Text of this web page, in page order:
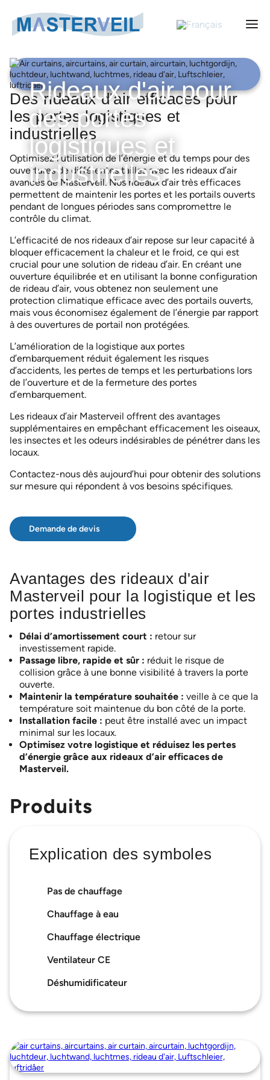
Suivre
Search
for:
Catégories de rideaux d’air
Rideaux d’air pour des portes logistiques et industrielles
Rideaux d’air pour chambres froides
Rideaux d’air pour congélateurs
Rideaux d’air pour les grandes portes industrielles
Rideaux d’air pour camions
Accessoires qui complètent nos rideaux d’air
Rideaux d’air
Rideaux d’air AS-K – Unité de ventilation externe
Rideaux d’air ASE-K – Unité de ventilation externe
Rideaux d’air AC 1000
Rideaux d’air COMPACT 330
Rideaux d’air COMPACT 400
Rideau d’air ELLIPS 380
Rideaux d’air MTC
MVP-S 999 – Camions
RIDEAU DE NUIT *Marché scandinave uniquement
PORTAIL 300 – Unité de ventilation à profil bas
POWERSTREAM DSB
POWERSTREAM DSB COMFORT
ROUNDEL – Portes tournantes
Actualités
Masterveil
A propos de nous
A propos de nous
Politique de confidentialité
Durabilité
Contact
Rideaux d'air pour
des portes
logistiques et
industrielles
Des rideaux d'air efficaces pour
les portes logistiques et
industrielles
Optimisez l’utilisation de l’énergie et du temps pour des
ouvertures de différentes tailles avec les rideaux d’air
avancés de Masterveil. Nos rideaux d’air très efficaces
permettent de maintenir les portes et les portails ouverts
pendant de longues périodes sans compromettre le
contrôle du climat.
L’efficacité de nos rideaux d’air repose sur leur capacité à
bloquer efficacement la chaleur et le froid, ce qui est
crucial pour une solution de rideau d’air. En créant une
ouverture équilibrée et en utilisant la bonne configuration
de rideau d’air, vous obtenez non seulement une
protection climatique efficace avec des portails ouverts,
mais vous économisez également de l’énergie par rapport
à des ouvertures de portail non protégées.
L’amélioration de la logistique aux portes
d’embarquement réduit également les risques
d’accidents, les pertes de temps et les perturbations lors
de l’ouverture et de la fermeture des portes
d’embarquement.
Les rideaux d’air Masterveil offrent des avantages
supplémentaires en empêchant efficacement les oiseaux,
les insectes et les odeurs indésirables de pénétrer dans les
locaux.
Contactez-nous dès aujourd’hui pour obtenir des solutions
sur mesure qui répondent à vos besoins spécifiques.
Demande de devis
Avantages des rideaux d'air
Masterveil pour la logistique et les
portes industrielles
Délai d’amortissement court : retour sur
investissement rapide.
Passage libre, rapide et sûr : réduit le risque de
collision grâce à une bonne visibilité à travers la porte
ouverte.
Maintenir la température souhaitée : veille à ce que la
température soit maintenue du bon côté de la porte.
Installation facile : peut être installé avec un impact
minimal sur les locaux.
Optimisez votre logistique et réduisez les pertes
d’énergie grâce aux rideaux d’air efficaces de
Masterveil.
Produits
Explication des symboles
Pas de chauffage
Chauffage à eau
Chauffage électrique
Ventilateur CE
Déshumidificateur